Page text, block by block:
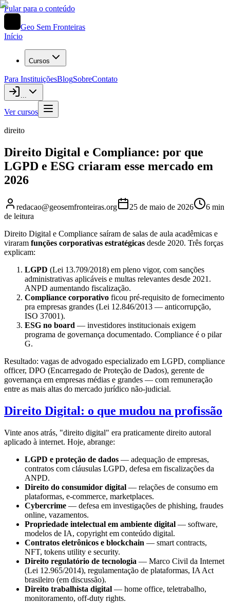
Pular para o conteúdo
Geo Sem Fronteiras
Início
Cursos
Para InstituiçõesBlogSobreContato
...
Ver cursos
direito
Direito Digital e Compliance: por que
LGPD e ESG criaram esse mercado em
2026
redacao@geosemfronteiras.org 25 de maio de 2026 6 min
de leitura
Direito Digital e Compliance saíram de salas de aula acadêmicas e
viraram funções corporativas estratégicas desde 2020. Três forças
explicam:
LGPD (Lei 13.709/2018) em pleno vigor, com sanções
administrativas aplicáveis e multas relevantes desde 2021.
ANPD aumentando fiscalização.
Compliance corporativo ficou pré-requisito de fornecimento
pra empresas grandes (Lei 12.846/2013 — anticorrupção,
ISO 37001).
ESG no board — investidores institucionais exigem
programa de governança documentado. Compliance é o pilar
G.
Resultado: vagas de advogado especializado em LGPD, compliance
officer, DPO (Encarregado de Proteção de Dados), gerente de
governança em empresas médias e grandes — com remuneração
entre as mais altas do mercado jurídico não-judicial.
Direito Digital: o que mudou na profissão
Vinte anos atrás, "direito digital" era praticamente direito autoral
aplicado à internet. Hoje, abrange:
LGPD e proteção de dados — adequação de empresas,
contratos com cláusulas LGPD, defesa em fiscalizações da
ANPD.
Direito do consumidor digital — relações de consumo em
plataformas, e-commerce, marketplaces.
Cybercrime — defesa em investigações de phishing, fraudes
online, vazamentos.
Propriedade intelectual em ambiente digital — software,
modelos de IA, copyright em conteúdo digital.
Contratos eletrônicos e blockchain — smart contracts,
NFT, tokens utility e security.
Direito regulatório de tecnologia — Marco Civil da Internet
(Lei 12.965/2014), regulamentação de plataformas, IA Act
brasileiro (em discussão).
Direito trabalhista digital — home office, teletrabalho,
monitoramento, off-duty rights.